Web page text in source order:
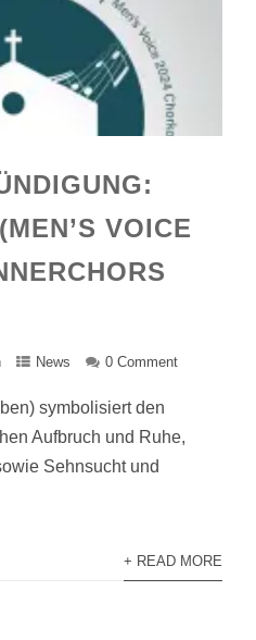
VOICE
News 0 Comment
symbolisiert den
Aufbruch und Ruhe,
Sehnsucht und
+ READ MORE